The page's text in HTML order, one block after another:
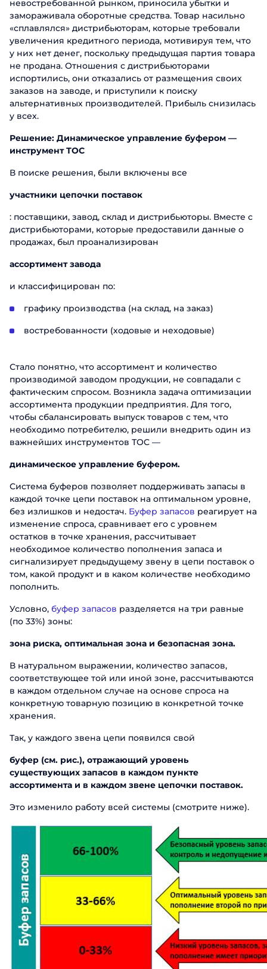
невостребованной рынком, приносила убытки и
замораживала оборотные средства. Товар насильно
«сплавлялся» дистрибьюторам, которые требовали
увеличения кредитного периода, мотивируя тем, что
у них нет денег, поскольку предыдущая партия товара
не продана. Отношения с дистрибьюторами
испортились, они отказались от размещения своих
заказов на заводе, и приступили к поиску
альтернативных производителей. Прибыль снизилась
у всех.
Решение: Динамическое управление буфером —
инструмент ТОС
В поиске решения, были включены все
участники цепочки поставок
: поставщики, завод, склад и дистрибьюторы. Вместе с
дистрибьюторами, которые предоставили данные о
продажах, был проанализирован
ассортимент завода
и классифицирован по:
графику производства (на склад, на заказ)
востребованности (ходовые и неходовые)
Стало понятно, что ассортимент и количество
производимой заводом продукции, не совпадали с
фактическим спросом. Возникла задача оптимизации
ассортимента продукции предприятия. Для того,
чтобы сбалансировать выпуск товаров с тем, что
необходимо потребителю, решили внедрить один из
важнейших инструментов ТОC —
динамическое управление буфером.
Система буферов позволяет поддерживать запасы в
каждой точке цепи поставок на оптимальном уровне,
без излишков и недостач. Буфер запасов реагирует на
изменение спроса, сравнивает его с уровнем
остатков в точке хранения, рассчитывает
необходимое количество пополнения запаса и
сигнализирует предыдущему звену в цепи поставок о
том, какой продукт и в каком количестве необходимо
пополнить.
Условно, буфер запасов разделяется на три равные
(по 33%) зоны:
зона риска, оптимальная зона и безопасная зона.
В натуральном выражении, количество запасов,
соответствующее той или иной зоне, рассчитываются
в каждом отдельном случае на основе спроса на
конкретную товарную позицию в конкретной точке
хранения.
Так, у каждого звена цепи появился свой
буфер (см. рис.), отражающий уровень
существующих запасов в каждом пункте
ассортимента и в каждом звене цепочки поставок.
Это изменило работу всей системы (смотрите ниже).